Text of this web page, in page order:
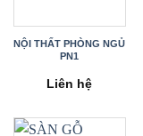
NỘI THẤT PHÒNG NGỦ
PN1
Liên hệ